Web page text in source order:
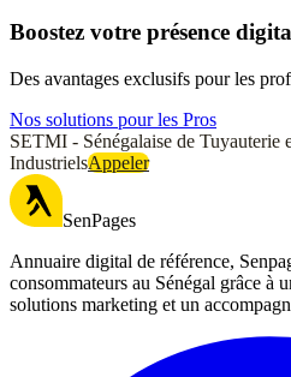
Boostez votre présence
Des avantages exclusifs pour les
Nos solutions pour les Pros
SETMI - Sénégalaise de Tuyauterie
IndustrielsAppeler
SenPages
Annuaire digital de référence,
consommateurs au Sénégal grâce à
solutions marketing et un